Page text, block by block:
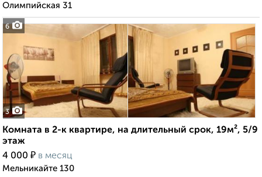
6
Олимпийская 31
3
Комната в 2-к квартире, на длительный срок, 19м², 5/9
этаж
4 000 ₽ в месяц
Мельникайте 130